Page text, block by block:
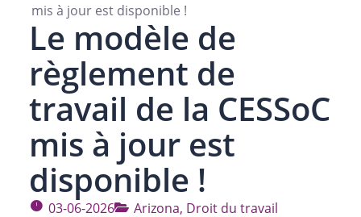
mis à jour est disponible !
Le modèle de
règlement de
travail de la CESSoC
mis à jour est
disponible !
03-06-2026 Arizona, Droit du travail